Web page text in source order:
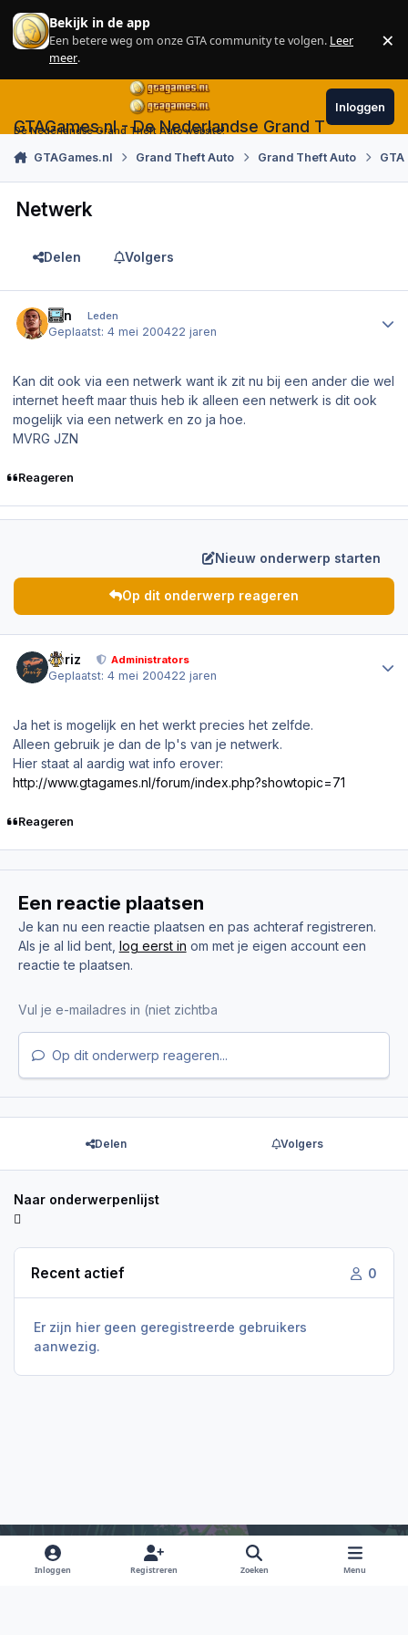
Skip to content
Bekijk in de app
Een betere weg om onze GTA community te volgen. Leer
meer.
×
GTAGames.nl - De Nederlandse Grand Theft Auto
De Nederlandse Grand Theft Auto website!
Inloggen
GTAGames.nl Grand Theft Auto Grand Theft Auto
Netwerk
Delen Volgers
Jzn Leden
Geplaatst:4 mei 200422 jaren
Kan dit ook via een netwerk want ik zit nu bij een ander die wel
internet heeft maar thuis heb ik alleen een netwerk is dit ook
mogelijk via een netwerk en zo ja hoe.
MVRG JZN
Reageren
Nieuw onderwerp starten
Op dit onderwerp reageren
Joriz Administrators
Geplaatst:4 mei 200422 jaren
Ja het is mogelijk en het werkt precies het zelfde.
Alleen gebruik je dan de Ip's van je netwerk.
Hier staat al aardig wat info erover:
http://www.gtagames.nl/forum/index.php?showtopic=71
Reageren
Een reactie plaatsen
Je kan nu een reactie plaatsen en pas achteraf registreren.
Als je al lid bent, log eerst in om met je eigen account een
reactie te plaatsen.
Op dit onderwerp reageren...
Delen Volgers
Naar onderwerpenlijst
Recent actief 0
Er zijn hier geen geregistreerde gebruikers
aanwezig.
Light ModeDark ModeSystem Preference
Inloggen Registreren Zoeken Menu